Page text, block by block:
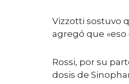
Vizzotti sostuvo
agregó que
Rossi, por su
dosis de